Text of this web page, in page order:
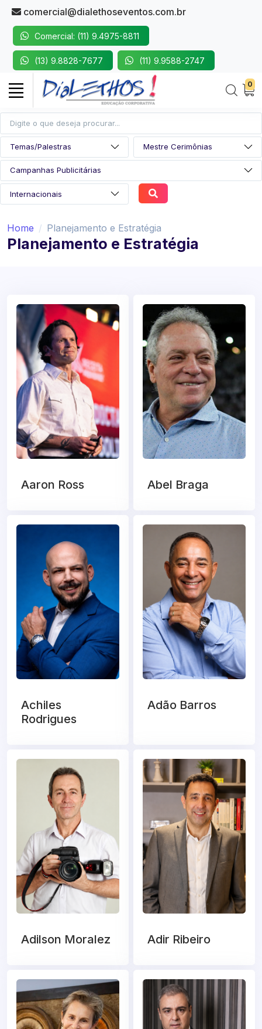
comercial@dialethoseventos.com.br
Comercial: (11) 9.4975-8811
(13) 9.8828-7677 (11) 9.9588-2747
0
Home Planejamento e Estratégia
Planejamento e Estratégia
Aaron Ross Abel Braga
Achiles
Rodrigues
Adão Barros
Adilson Moralez Adir Ribeiro